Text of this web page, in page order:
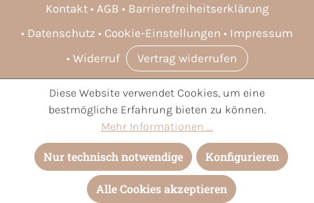
Kontakt
AGB
Barrierefreiheitserklärung
Datenschutz
Cookie-Einstellungen
Impressum
Widerruf
Vertrag widerrufen
* Alle Preise inkl. gesetzl. Mehrwertsteuer zzgl.Versandkosten
und ggf. Nachnahmegebühren, wenn nicht anders angegeben.
Diese Website verwendet Cookies, um eine
bestmögliche Erfahrung bieten zu können.
Mehr Informationen ...
Nur technisch notwendige Konfigurieren
Alle Cookies akzeptieren